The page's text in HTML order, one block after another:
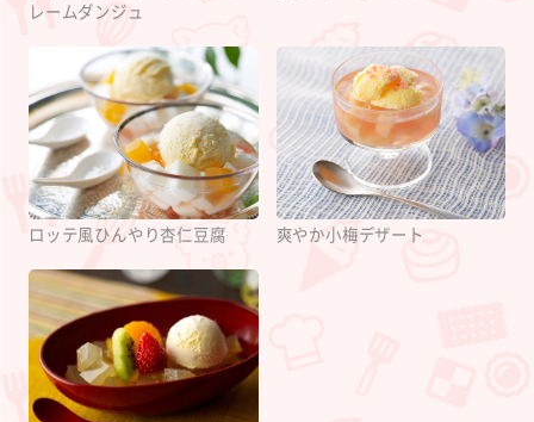
レームダンジュ
ロッテ風ひんやり杏仁豆腐 爽やか小梅デザート